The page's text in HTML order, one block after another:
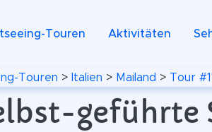
Touren Aktivitäten
Touren > Italien > Mailand > Tour
geführte